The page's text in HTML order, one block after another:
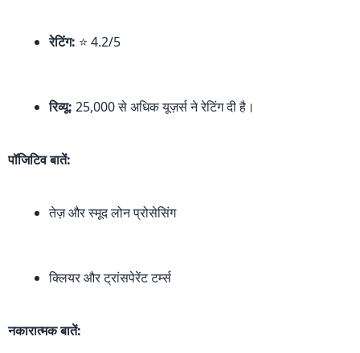
रेटिंग: ⭐ 4.2/5
रिव्यू: 25,000 से अधिक यूज़र्स ने रेटिंग दी है।
पॉजिटिव बातें:
तेज़ और स्मूद लोन प्रोसेसिंग
क्लियर और ट्रांसपेरेंट टर्म्स
नकारात्मक बातें: